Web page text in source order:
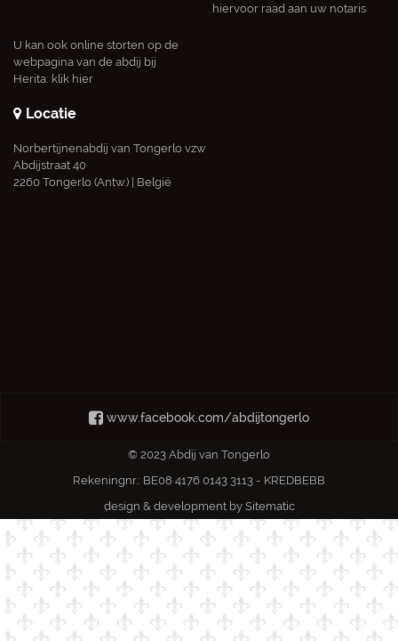
U kan ook online storten op de
webpagina van de abdij bij
Herita: klik hier
hiervoor raad aan uw notaris
Locatie
Norbertijnenabdij van Tongerlo vzw
Abdijstraat 40
2260 Tongerlo (Antw.) | België
www.facebook.com/abdijtongerlo
© 2023 Abdij van Tongerlo
Rekeningnr.: BE08 4176 0143 3113 - KREDBEBB
design & development by Sitematic